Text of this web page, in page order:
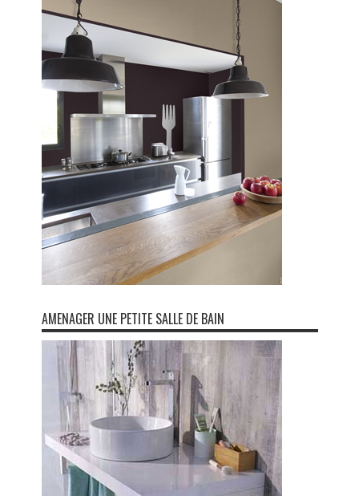
AMENAGER UNE PETITE SALLE DE BAIN